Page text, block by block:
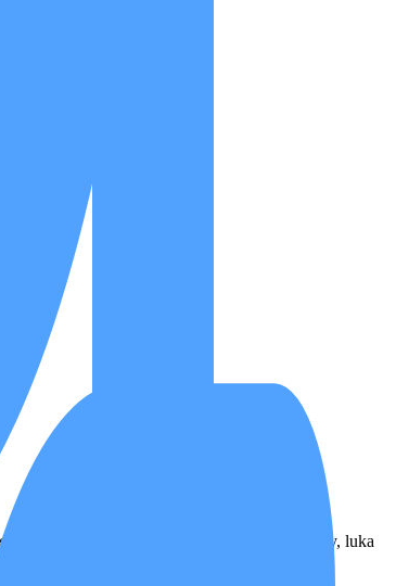
jantung bawaan berat, penderita tracheostomy, luka